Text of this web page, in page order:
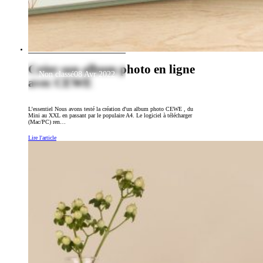
Créer son album photo en ligne
avec CEWE
L’essentiel Nous avons testé la création d'un album photo CEWE , du
Mini au XXL en passant par le populaire A4. Le logiciel à télécharger
(Mac/PC) ren…
Lire l'article
Non classé08 Avr 2022